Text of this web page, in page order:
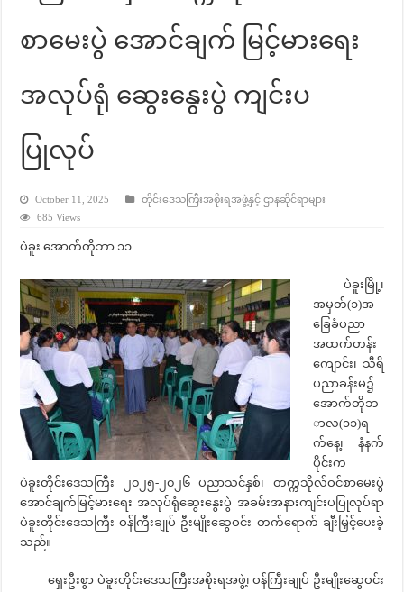
စာမေးပွဲ အောင်ချက် မြင့်မားရေး
အလုပ်ရုံ ဆွေးနွေးပွဲ ကျင်းပ
ပြုလုပ်
October 11, 2025
တိုင်းဒေသကြီးအစိုးရအဖွဲ့နှင့် ဌာနဆိုင်ရာများ
685 Views
ပဲခူး အောက်တိုဘာ ၁၁
ပဲခူးမြို့၊
အမှတ်(၁)အ
ခြေခံပညာ
အထက်တန်း
ကျောင်း၊ သီရိ
ပညာခန်းမ၌
အောက်တိုဘ
ာလ(၁၁)ရ
က်နေ့၊ နံနက်
ပိုင်းက
ပဲခူးတိုင်းဒေသကြီး ၂၀၂၅-၂၀၂၆ ပညာသင်နှစ်၊ တက္ကသိုလ်ဝင်စာမေးပွဲ
အောင်ချက်မြင့်မားရေး အလုပ်ရုံဆွေးနွေးပွဲ အခမ်းအနားကျင်းပပြုလုပ်ရာ
ပဲခူးတိုင်းဒေသကြီး ဝန်ကြီးချုပ် ဦးမျိုးဆွေဝင်း တက်ရောက် ချီးမြှင့်ပေးခဲ့
သည်။
ရှေးဦးစွာ ပဲခူးတိုင်းဒေသကြီးအစိုးရအဖွဲ့၊ ဝန်ကြီးချုပ် ဦးမျိုးဆွေဝင်း